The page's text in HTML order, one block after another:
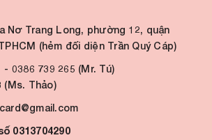
Nơ Trang Long, phường 12, quận
(hẻm đối diện Trần Quý Cáp)
- 0386 739 265 (Mr. Tú)
(Ms. Thảo)
0313704290